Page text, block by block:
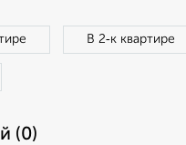
В 2‑к квартире
(0)